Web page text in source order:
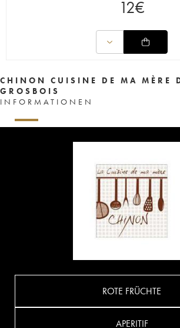
12€
CHINON CUISINE DE MA MÈRE
GROSBOIS
INFORMATIONEN
ROTE FRÜCHTE
APERITIF